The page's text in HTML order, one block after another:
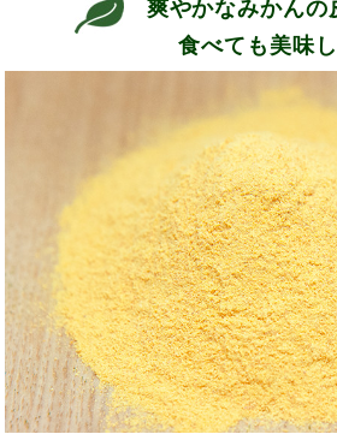
爽やかなみかんの
食べても美味